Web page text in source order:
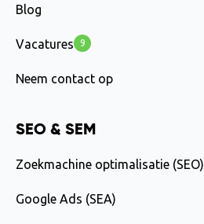
Blog
Vacatures 9
Neem contact op
SEO & SEM
Zoekmachine optimalisatie (SEO)
Google Ads (SEA)